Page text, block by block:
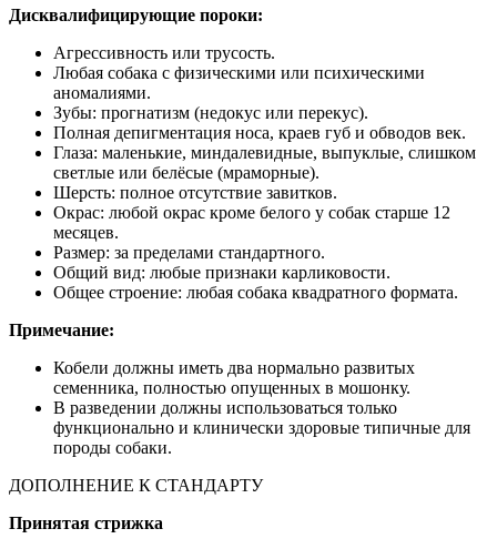
Дисквалифицирующие пороки:
Агрессивность или трусость.
Любая собака с физическими или психическими
аномалиями.
Зубы: прогнатизм (недокус или перекус).
Полная депигментация носа, краев губ и обводов век.
Глаза: маленькие, миндалевидные, выпуклые, слишком
светлые или белёсые (мраморные).
Шерсть: полное отсутствие завитков.
Окрас: любой окрас кроме белого у собак старше 12
месяцев.
Размер: за пределами стандартного.
Общий вид: любые признаки карликовости.
Общее строение: любая собака квадратного формата.
Примечание:
Кобели должны иметь два нормально развитых
семенника, полностью опущенных в мошонку.
В разведении должны использоваться только
функционально и клинически здоровые типичные для
породы собаки.
ДОПОЛНЕНИЕ К СТАНДАРТУ
Принятая стрижка